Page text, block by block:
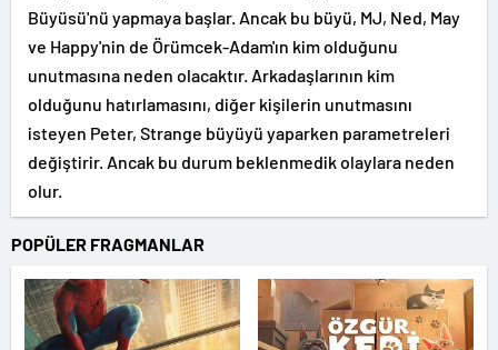
Büyüsü'nü yapmaya başlar. Ancak bu büyü, MJ, Ned, May
ve Happy'nin de Örümcek-Adam'ın kim olduğunu
unutmasına neden olacaktır. Arkadaşlarının kim
olduğunu hatırlamasını, diğer kişilerin unutmasını
isteyen Peter, Strange büyüyü yaparken parametreleri
değiştirir. Ancak bu durum beklenmedik olaylara neden
olur.
POPÜLER FRAGMANLAR